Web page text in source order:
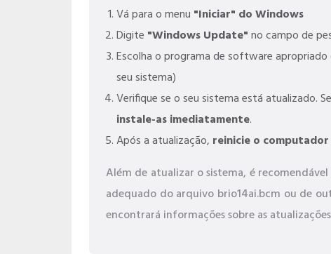
Vá para o menu "Iniciar" do Windows
Digite "Windows Update"no campo de
Escolha o programa de software
seu sistema)
Verifique se o seu sistema está atualizado.
instale-as imediatamente.
Após a atualização, reinicie o computador
Além de atualizar o sistema, é
adequado do arquivo brio14ai.bcm ou de
encontrará informações sobre as